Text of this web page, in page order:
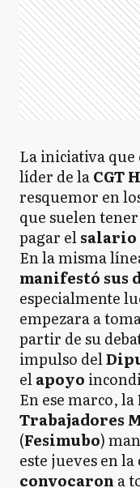
La iniciativa que
líder de laCGT
resquemor en
que suelen tener
pagar elsalario
En la misma
manifestó sus
especialmente
empezara a
partir de su
impulso del
elapoyo
En ese marco, la
Trabajadores
(Fesimubo)
este juevesen la
convocaron a